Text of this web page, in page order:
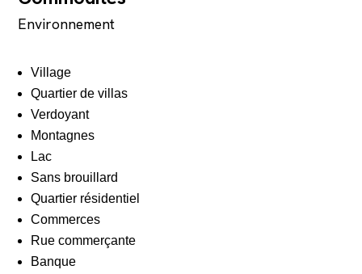
Environnement
Village
Quartier de villas
Verdoyant
Montagnes
Lac
Sans brouillard
Quartier résidentiel
Commerces
Rue commerçante
Banque